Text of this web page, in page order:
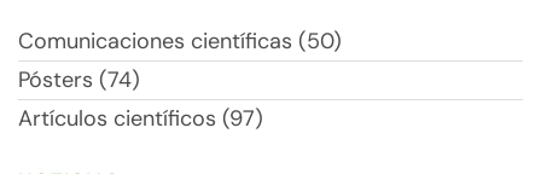
Comunicaciones científicas (50)
Pósters (74)
Artículos científicos (97)